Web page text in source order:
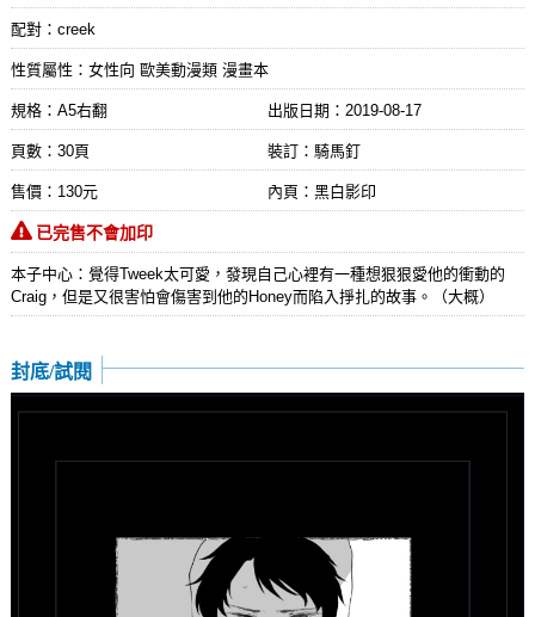
配對：creek
性質屬性：女性向 歐美動漫類 漫畫本
規格：A5右翻 出版日期： 2019-08-17
頁數：30頁 裝訂：騎馬釘
售價：130元 內頁：黑白影印
已完售不會加印
本子中心：覺得Tweek太可愛，發現自己心裡有一種想狠狠愛他的衝動的
Craig，但是又很害怕會傷害到他的Honey而陷入掙扎的故事。（大概）
封底/試閱